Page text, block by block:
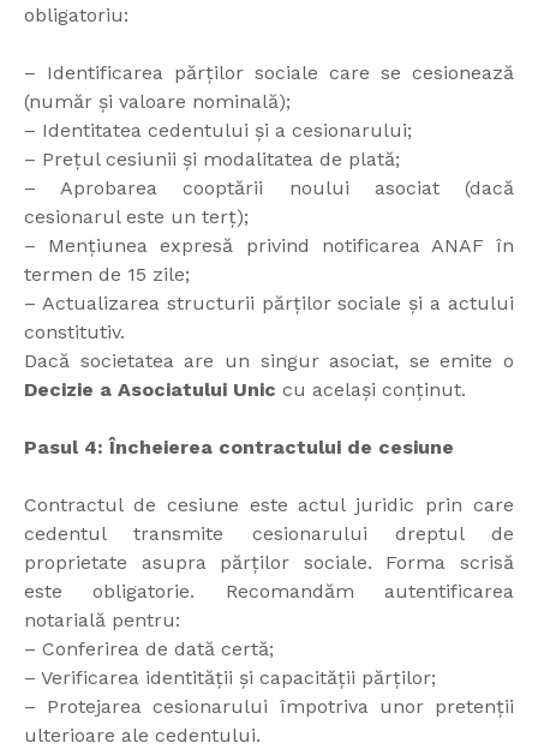
obligatoriu:
– Identificarea părților sociale care se cesionează
(număr și valoare nominală);
– Identitatea cedentului și a cesionarului;
– Prețul cesiunii și modalitatea de plată;
– Aprobarea cooptării noului asociat (dacă
cesionarul este un terț);
– Mențiunea expresă privind notificarea ANAF în
termen de 15 zile;
– Actualizarea structurii părților sociale și a actului
constitutiv.
Dacă societatea are un singur asociat, se emite o
Decizie a Asociatului Unic cu același conținut.
Pasul 4: Încheierea contractului de cesiune
Contractul de cesiune este actul juridic prin care
cedentul transmite cesionarului dreptul de
proprietate asupra părților sociale. Forma scrisă
este obligatorie. Recomandăm autentificarea
notarială pentru:
– Conferirea de dată certă;
– Verificarea identității și capacității părților;
– Protejarea cesionarului împotriva unor pretenții
ulterioare ale cedentului.